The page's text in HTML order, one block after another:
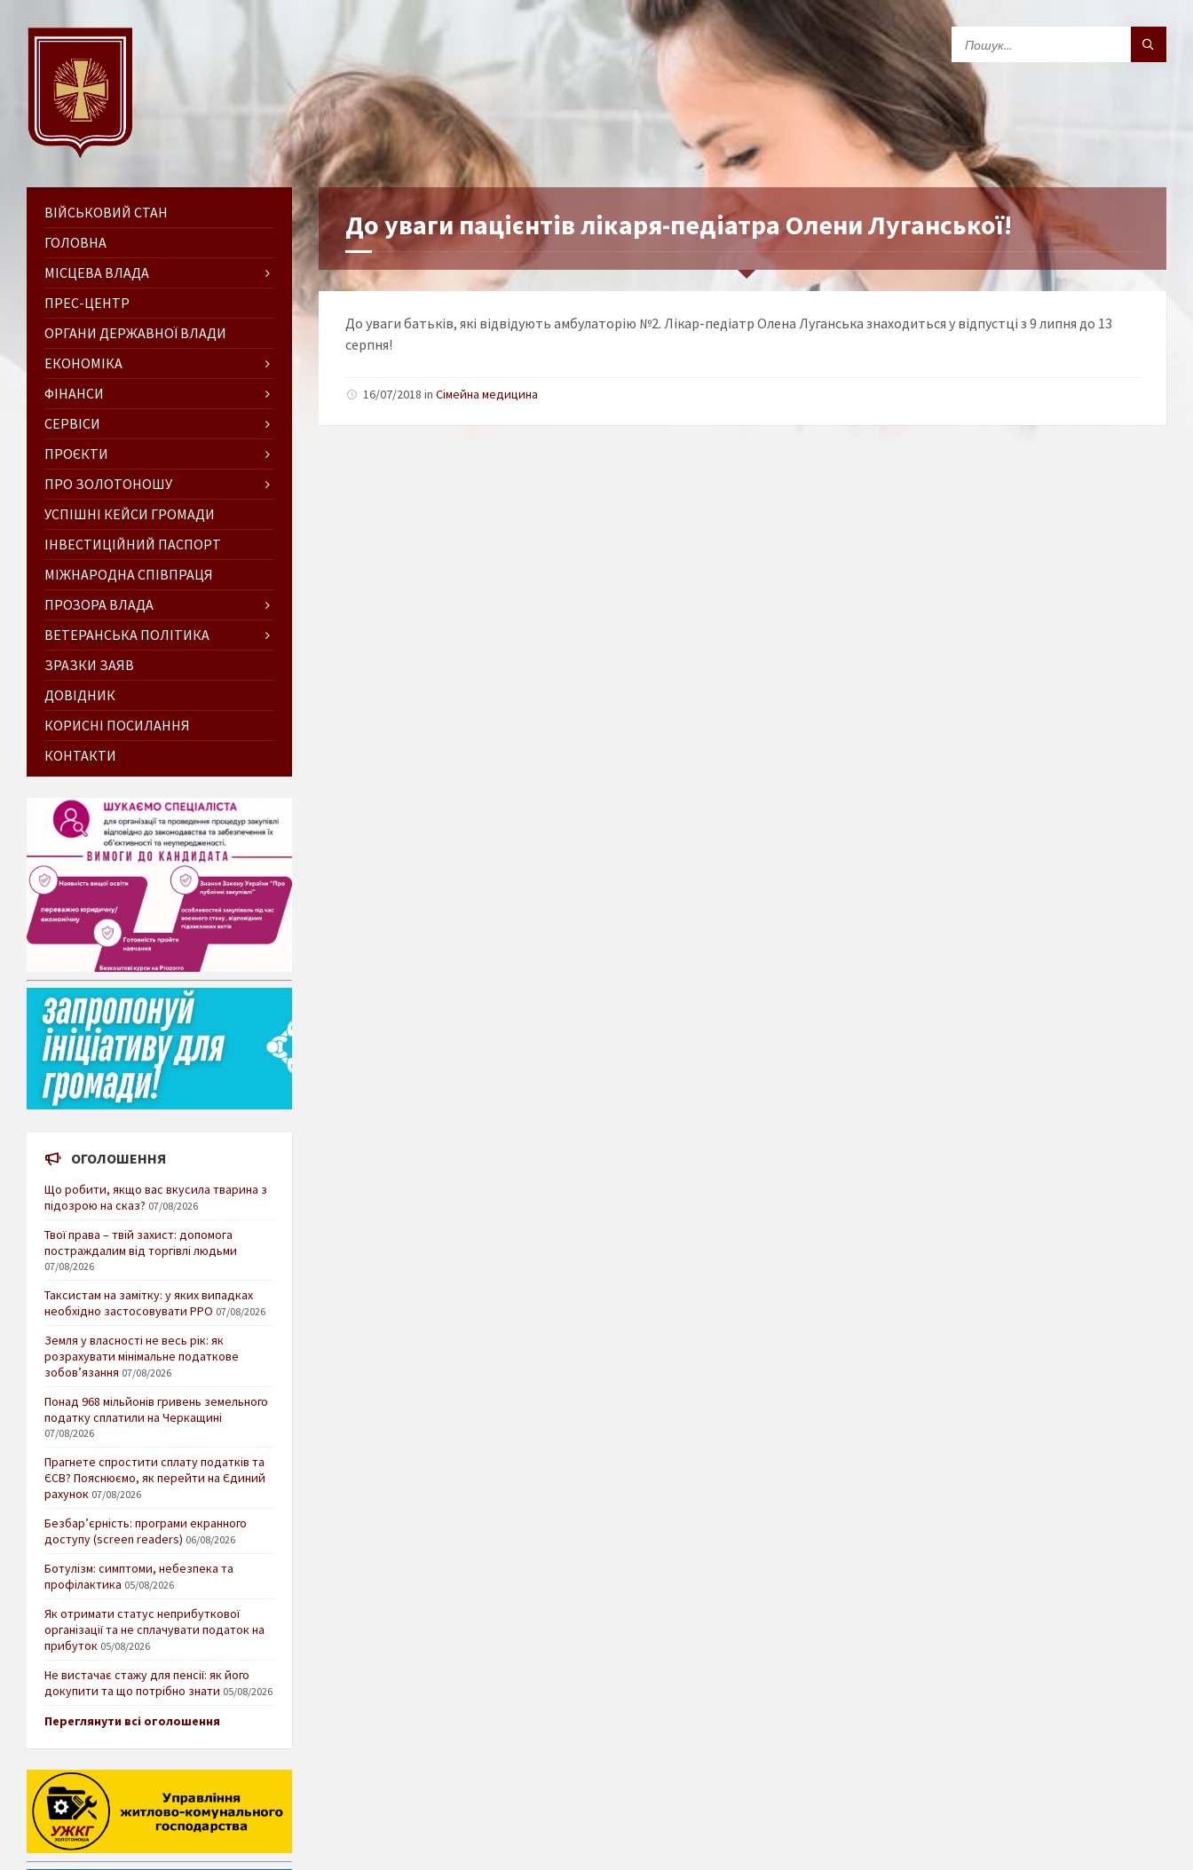
До уваги пацієнтів лікаря-педіатра Олени Луганської!
До уваги батьків, які відвідують амбулаторію №2. Лікар-педіатр Олена Луганська знаходиться у відпустці з 9 липня до 13
серпня!
16/07/2018 in Сімейна медицина
ВІЙСЬКОВИЙ СТАН
ГОЛОВНА
МІСЦЕВА ВЛАДА
ПРЕС-ЦЕНТР
ОРГАНИ ДЕРЖАВНОЇ ВЛАДИ
ЕКОНОМІКА
ФІНАНСИ
СЕРВІСИ
ПРОЄКТИ
ПРО ЗОЛОТОНОШУ
УСПІШНІ КЕЙСИ ГРОМАДИ
ІНВЕСТИЦІЙНИЙ ПАСПОРТ
МІЖНАРОДНА СПІВПРАЦЯ
ПРОЗОРА ВЛАДА
ВЕТЕРАНСЬКА ПОЛІТИКА
ЗРАЗКИ ЗАЯВ
ДОВІДНИК
КОРИСНІ ПОСИЛАННЯ
КОНТАКТИ
ОГОЛОШЕННЯ
Що робити, якщо вас вкусила тварина з
підозрою на сказ? 07/08/2026
Твої права – твій захист: допомога
постраждалим від торгівлі людьми
07/08/2026
Таксистам на замітку: у яких випадках
необхідно застосовувати РРО 07/08/2026
Земля у власності не весь рік: як
розрахувати мінімальне податкове
зобов’язання 07/08/2026
Понад 968 мільйонів гривень земельного
податку сплатили на Черкащині
07/08/2026
Прагнете спростити сплату податків та
ЄСВ? Пояснюємо, як перейти на Єдиний
рахунок 07/08/2026
Безбар’єрність: програми екранного
доступу (screen readers) 06/08/2026
Ботулізм: симптоми, небезпека та
профілактика 05/08/2026
Як отримати статус неприбуткової
організації та не сплачувати податок на
прибуток 05/08/2026
Не вистачає стажу для пенсії: як його
докупити та що потрібно знати 05/08/2026
Переглянути всі оголошення